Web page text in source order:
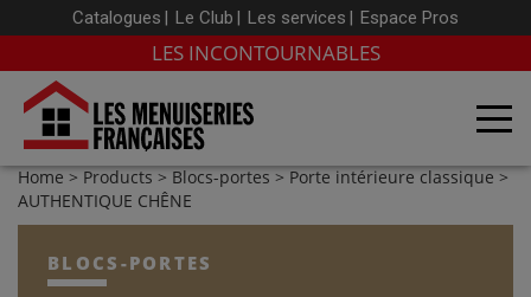
Catalogues Le Club Les services Espace Pros
LES INCONTOURNABLES
Home > Products > Blocs-portes > Porte intérieure classique >
AUTHENTIQUE CHÊNE
BLOCS-PORTES